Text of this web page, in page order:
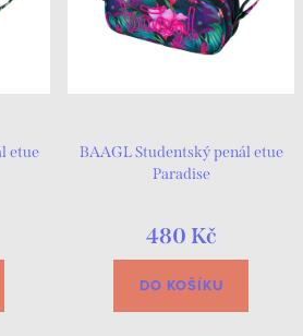
etue
BAAGL Studentský penál etue
Paradise
480 Kč
DO KOŠÍKU